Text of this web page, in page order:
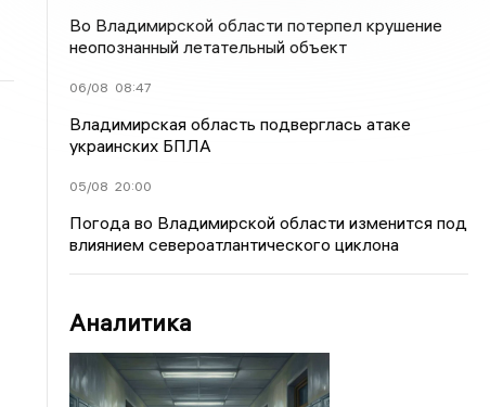
Во Владимирской области потерпел крушение
неопознанный летательный объект
06/08 08:47
Владимирская область подверглась атаке
украинских БПЛА
05/08 20:00
Погода во Владимирской области изменится под
влиянием североатлантического циклона
Аналитика